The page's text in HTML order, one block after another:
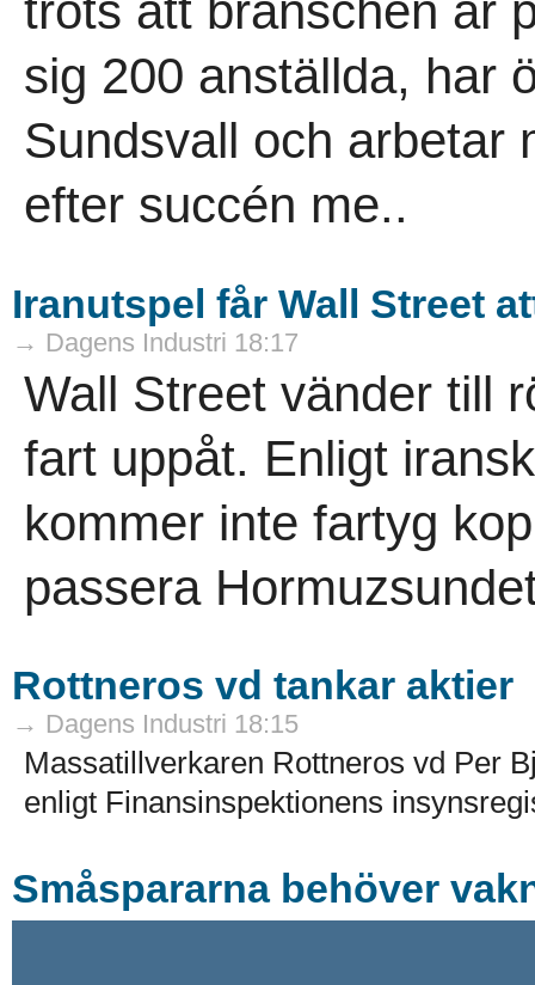
trots att branschen är
sig 200 anställda, har
Sundsvall och arbetar
efter succén me..
Iranutspel får Wall Street
→ Dagens Industri 18:17
Wall Street vänder till
fart uppåt. Enligt
kommer inte fartyg
passera
Rottneros vd tankar aktier
→ Dagens Industri 18:15
Massatillverkaren Rottneros vd Per
enligt Finansinspektionens
Småspararna behöver